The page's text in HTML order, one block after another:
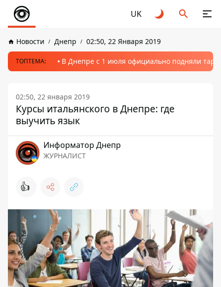
UK
Новости Днепр 02:50, 22 Января 2019
ТОПТЕМА: В Днепре с 1 июля официально подняли
02:50, 22 января 2019
Курсы итальянского в Днепре: где
выучить язык
Информатор Днепр
ЖУРНАЛИСТ
👍